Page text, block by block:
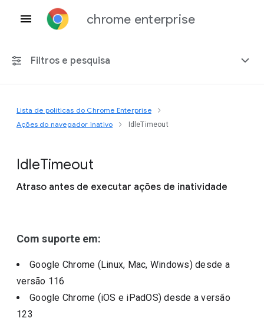
chrome enterprise
Filtros e pesquisa
Qualquer plataforma
Lista de políticas do Chrome Enterprise
Ações do navegador inativo
IdleTimeout
IdleTimeout
Atraso antes de executar ações de inatividade
Com suporte em:
Google Chrome (Linux, Mac, Windows)desde a
versão 116
Google Chrome (iOS e iPadOS)desde a versão
123